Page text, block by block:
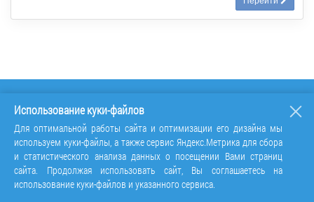
Использование куки-файлов
Для оптимальной работы сайта и оптимизации его дизайна мы
используем куки-файлы, а также сервис Яндекс.Метрика для сбора
и статистического анализа данных о посещении Вами страниц
сайта. Продолжая использовать сайт, Вы соглашаетесь на
использование куки-файлов и указанного сервиса.